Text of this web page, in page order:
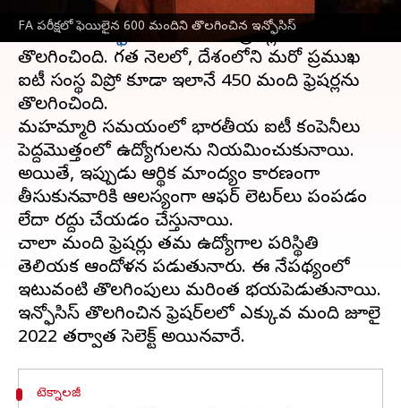
FA పరీక్షలో ఫెయిలైన 600 మందిని తొలగించిన ఇన్ఫోసిస్
ఇంటర్నల్ ఫ్రెషర్స్ అసెస్‌మెంట్ (FA) పరీక్షలో ఫెయిలైన
కారణంగాఇన్ఫోసిస్600 మంది ఫ్రెషర్లను
తొలగించింది. గత నెలలో, దేశంలోని మరో ప్రముఖ
ఐటీ సంస్థ విప్రో కూడా ఇలానే 450 మంది ఫ్రెషర్లను
తొలగించింది.
మహమ్మారి సమయంలో భారతీయ ఐటీ కంపెనీలు
పెద్దమొత్తంలో ఉద్యోగులను నియమించుకున్నాయి.
అయితే, ఇప్పుడు ఆర్థిక మాంద్యం కారణంగా
తీసుకున్నవారికి ఆలస్యంగా ఆఫర్ లెటర్‌లు పంపడం
లేదా రద్దు చేయడం చేస్తున్నాయి.
చాలా మంది ఫ్రెషర్లు తమ ఉద్యోగాల పరిస్థితి
తెలియక ఆందోళన పడుతున్నారు. ఈ నేపథ్యంలో
ఇటువంటి తొలగింపులు మరింత భయపెడుతున్నాయి.
ఇన్ఫోసిస్ తొలగించిన ఫ్రెషర్‌లలో ఎక్కువ మంది జూలై
టెక్నాలజీ